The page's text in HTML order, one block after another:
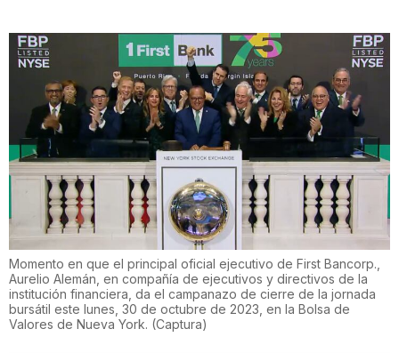
Momento en que el principal oficial ejecutivo de First Bancorp.,
Aurelio Alemán, en compañía de ejecutivos y directivos de la
institución financiera, da el campanazo de cierre de la jornada
bursátil este lunes, 30 de octubre de 2023, en la Bolsa de
Valores de Nueva York. (Captura)